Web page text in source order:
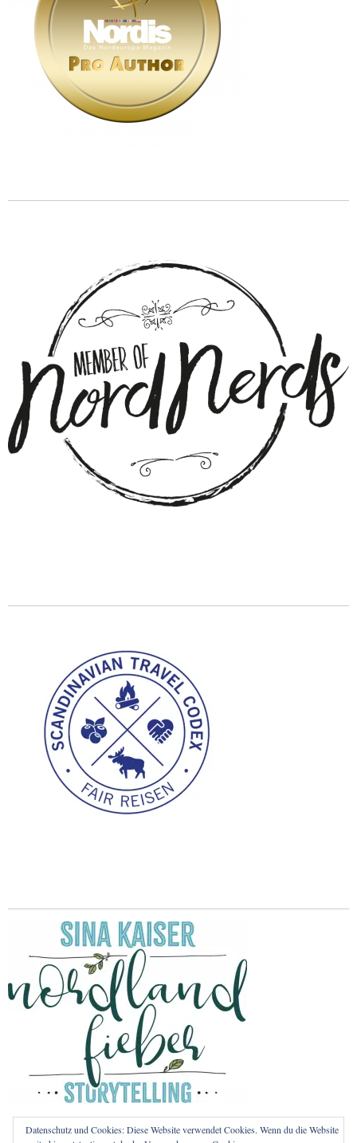
Datenschutz und Cookies: Diese Website verwendet Cookies. Wenn du die Website